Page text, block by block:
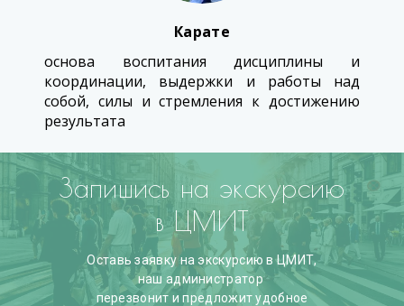
Карате
основа воспитания дисциплины и
координации, выдержки и работы над
собой, силы и стремления к достижению
результата
Запишись на экскурсию
в ЦМИТ
Оставь заявку на экскурсию в ЦМИТ,
наш администратор
перезвонит и предложит удобное